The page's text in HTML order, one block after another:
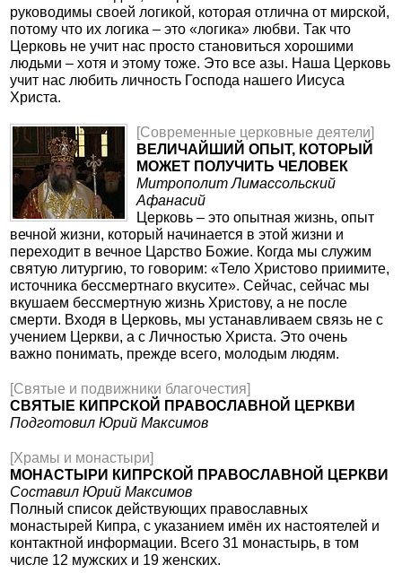
руководимы своей логикой, которая отлична от мирской,
потому что их логика – это «логика» любви. Так что
Церковь не учит нас просто становиться хорошими
людьми – хотя и этому тоже. Это все азы. Наша Церковь
учит нас любить личность Господа нашего Иисуса
Христа.
[Современные церковные деятели]
ВЕЛИЧАЙШИЙ ОПЫТ, КОТОРЫЙ
МОЖЕТ ПОЛУЧИТЬ ЧЕЛОВЕК
Митрополит Лимассольский
Афанасий
Церковь – это опытная жизнь, опыт
вечной жизни, который начинается в этой жизни и
переходит в вечное Царство Божие. Когда мы служим
святую литургию, то говорим: «Тело Христово приимите,
источника бессмертнаго вкусите». Сейчас, сейчас мы
вкушаем бессмертную жизнь Христову, а не после
смерти. Входя в Церковь, мы устанавливаем связь не с
учением Церкви, а с Личностью Христа. Это очень
важно понимать, прежде всего, молодым людям.
[Святые и подвижники благочестия]
СВЯТЫЕ КИПРСКОЙ ПРАВОСЛАВНОЙ ЦЕРКВИ
Подготовил Юрий Максимов
[Храмы и монастыри]
МОНАСТЫРИ КИПРСКОЙ ПРАВОСЛАВНОЙ ЦЕРКВИ
Составил Юрий Максимов
Полный список действующих православных
монастырей Кипра, с указанием имён их настоятелей и
контактной информации. Всего 31 монастырь, в том
числе 12 мужских и 19 женских.